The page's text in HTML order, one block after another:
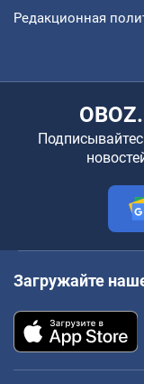
Редакционная
Загружайте